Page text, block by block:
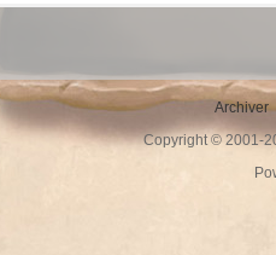
Archiver
Copyright © 2001-